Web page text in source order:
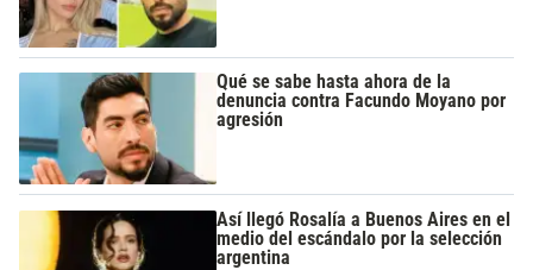
Qué se sabe hasta ahora de la
denuncia contra Facundo Moyano por
agresión
Así llegó Rosalía a Buenos Aires en el
medio del escándalo por la selección
argentina